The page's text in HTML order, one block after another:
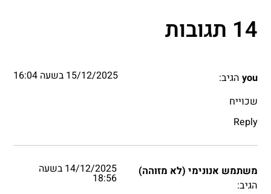
14 תגובות
you הגיב:
15/12/2025 בשעה 16:04
שכוייח
Reply
משתמש אנונימי (לא מזוהה)
הגיב:
14/12/2025 בשעה
18:56